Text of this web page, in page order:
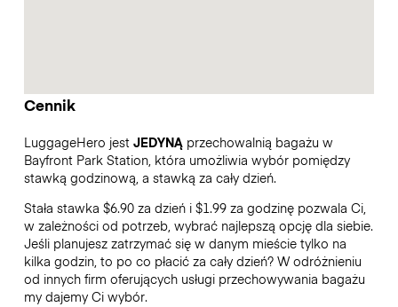
Cennik
LuggageHero jest JEDYNĄprzechowalnią bagażu w
Bayfront Park Station, która umożliwia wybór pomiędzy
stawką godzinową, a stawką za cały dzień.
Stała stawka $6.90 za dzień i $1.99 za godzinę pozwala Ci,
w zależności od potrzeb, wybrać najlepszą opcję dla siebie.
Jeśli planujesz zatrzymać się w danym mieście tylko na
kilka godzin, to po co płacić za cały dzień? W odróżnieniu
od innych firm oferujących usługi przechowywania bagażu
my dajemy Ci wybór.